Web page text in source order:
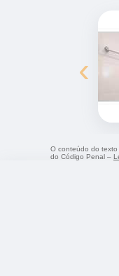
‹
O conteúdo do texto
do Código Penal –